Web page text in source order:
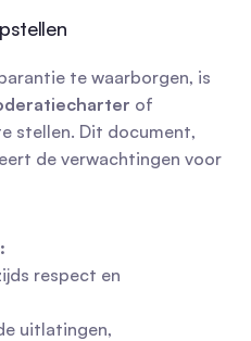
te waarborgen, is
of
stellen. Dit document,
de verwachtingen voor
respect en
uitlatingen,